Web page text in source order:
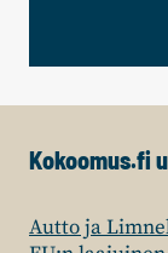
Kokoomus.fi
Autto ja